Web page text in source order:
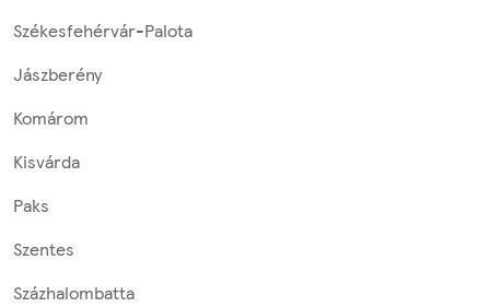
Székesfehérvár-Palota
Jászberény
Komárom
Kisvárda
Paks
Szentes
Százhalombatta